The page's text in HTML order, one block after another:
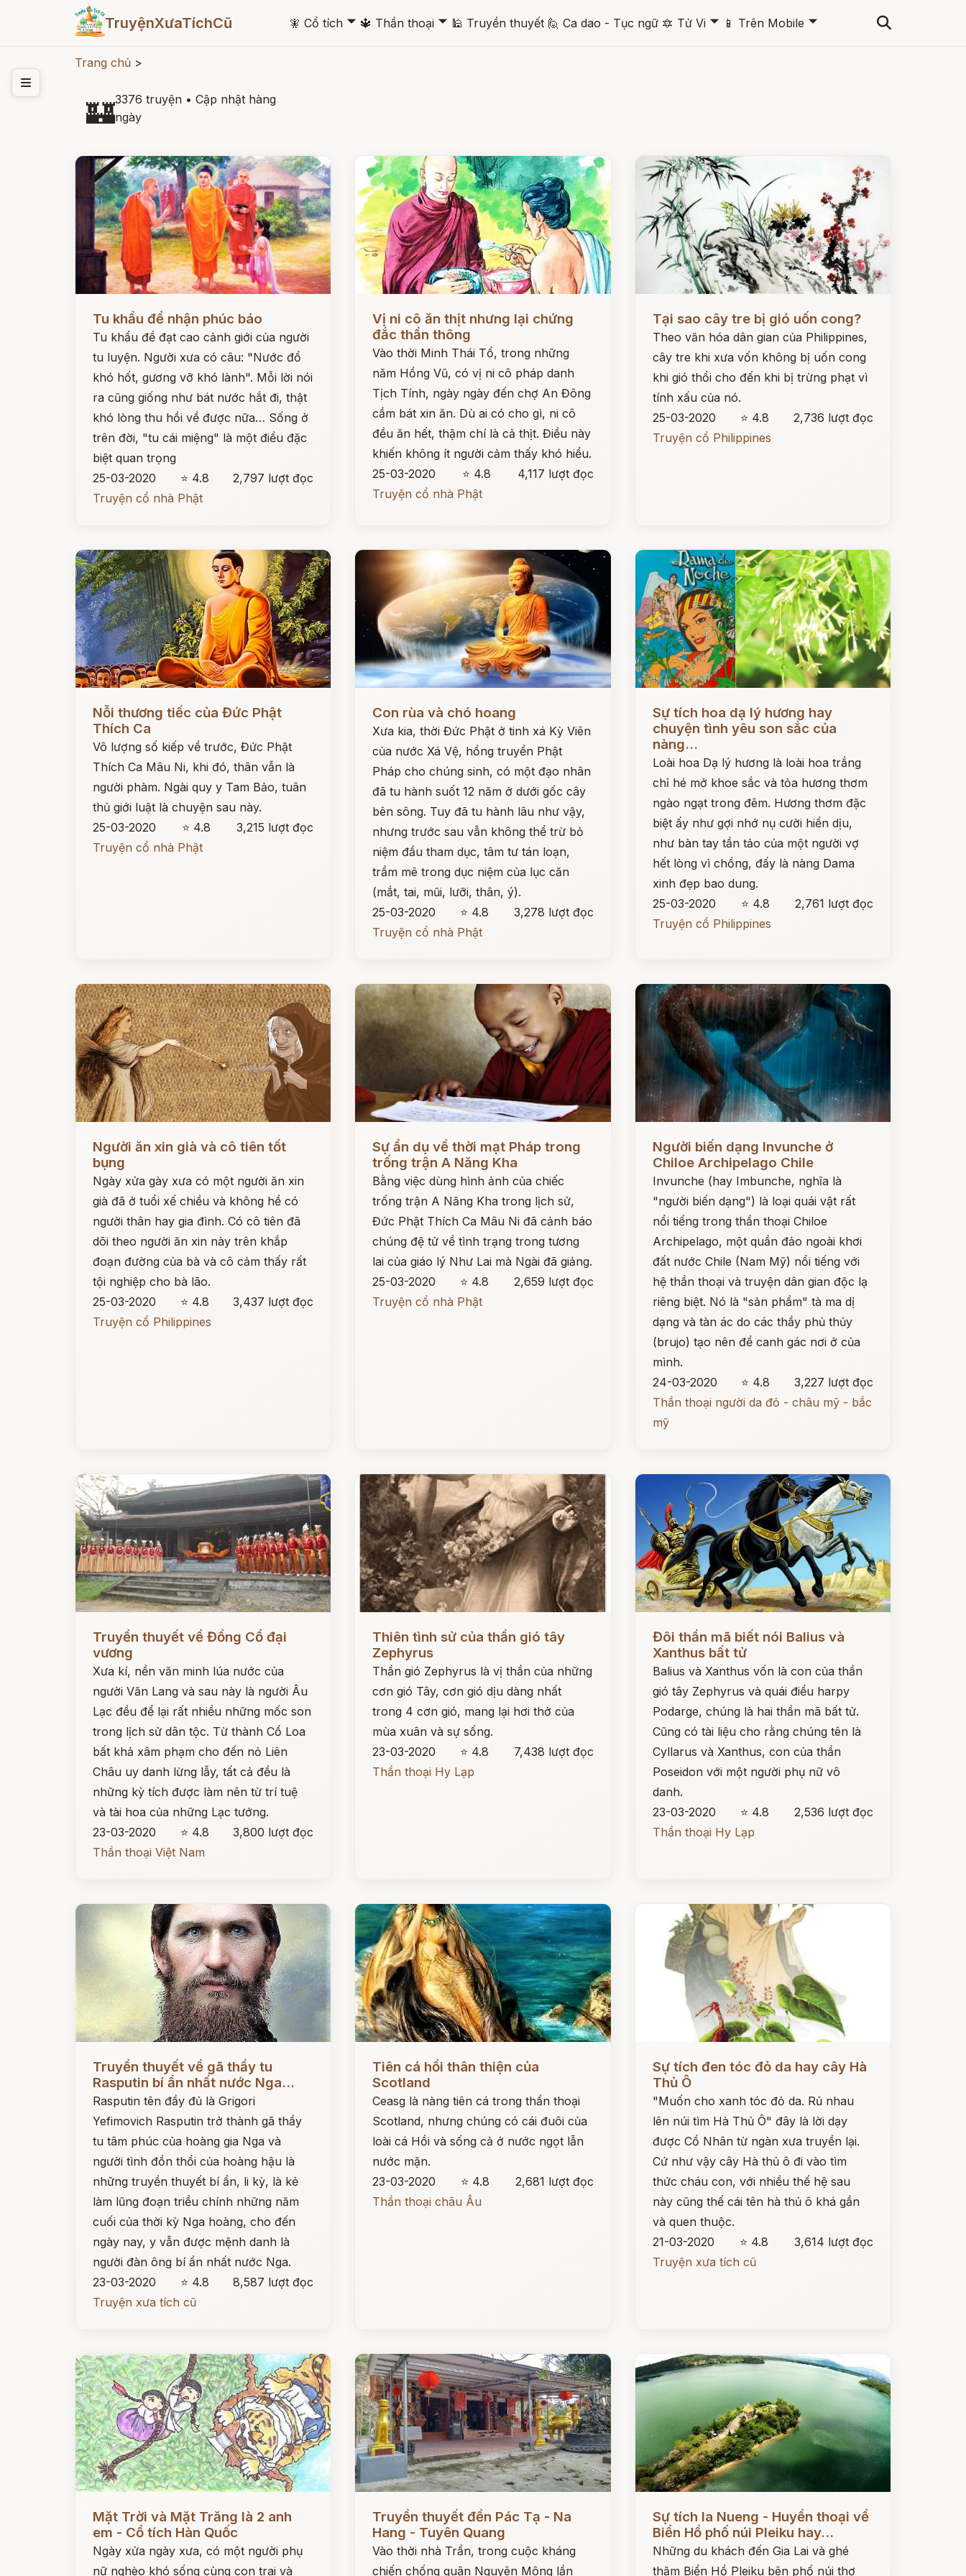
TruyệnXưaTíchCũ 🧚 Cổ tích 🞃 🔱 Thần thoại 🞃 🕌 Truyền thuyết 🙋 Ca dao - Tục ngữ 🔯 Tử Vi 🞃 📱 Trên Mobile 🞃
Trang chủ >
🏰3376 truyện • Cập nhật hàng
ngày
Tu khẩu để nhận phúc báo
Tu khẩu đề đạt cao cảnh giới của người
tu luyện. Người xưa có câu: "Nước đổ
khó hốt, gương vỡ khó lành". Mỗi lời nói
ra cũng giống như bát nước hắt đi, thật
khó lòng thu hồi về được nữa… Sống ở
trên đời, "tu cái miệng" là một điều đặc
biệt quan trọng
25-03-2020
⭐ 4.8
2,797 lượt đọc
Truyện cổ nhà Phật
Vị ni cô ăn thịt nhưng lại chứng
đắc thần thông
Vào thời Minh Thái Tổ, trong những
năm Hồng Vũ, có vị ni cô pháp danh
Tịch Tính, ngày ngày đến chợ An Đông
cầm bát xin ăn. Dù ai có cho gì, ni cô
đều ăn hết, thậm chí là cả thịt. Điều này
khiến không ít người cảm thấy khó hiểu.
25-03-2020
⭐ 4.8
4,117 lượt đọc
Truyện cổ nhà Phật
Tại sao cây tre bị gió uốn cong?
Theo văn hóa dân gian của Philippines,
cây tre khi xưa vốn không bị uốn cong
khi gió thổi cho đến khi bị trừng phạt vì
tính xấu của nó.
25-03-2020
⭐ 4.8
2,736 lượt đọc
Truyện cổ Philippines
Đọc ngay
Nỗi thương tiếc của Đức Phật
Thích Ca
Vô lượng số kiếp về trước, Đức Phật
Thích Ca Mâu Ni, khi đó, thân vẫn là
người phàm. Ngài quy y Tam Bảo, tuân
thủ giới luật là chuyện sau này.
25-03-2020
⭐ 4.8
3,215 lượt đọc
Truyện cổ nhà Phật
Con rùa và chó hoang
Xưa kia, thời Đức Phật ở tinh xá Kỳ Viên
của nước Xá Vệ, hồng truyền Phật
Pháp cho chúng sinh, có một đạo nhân
đã tu hành suốt 12 năm ở dưới gốc cây
bên sông. Tuy đã tu hành lâu như vậy,
nhưng trước sau vẫn không thể trừ bỏ
niệm đầu tham dục, tâm tư tán loạn,
trầm mê trong dục niệm của lục căn
(mắt, tai, mũi, lưỡi, thân, ý).
25-03-2020
⭐ 4.8
3,278 lượt đọc
Truyện cổ nhà Phật
Sự tích hoa dạ lý hương hay
chuyện tình yêu son sắc của
nàng...
Loài hoa Dạ lý hương là loài hoa trắng
chỉ hé mở khoe sắc và tỏa hương thơm
ngào ngạt trong đêm. Hương thơm đặc
biệt ấy như gợi nhớ nụ cười hiền dịu,
như bàn tay tần tảo của một người vợ
hết lòng vì chồng, đấy là nàng Dama
xinh đẹp bao dung.
25-03-2020
⭐ 4.8
2,761 lượt đọc
Truyện cổ Philippines
Người ăn xin già và cô tiên tốt
bụng
Ngày xửa gày xưa có một người ăn xin
già đã ở tuổi xế chiều và không hề có
người thân hay gia đình. Có cô tiên đã
dõi theo người ăn xin này trên khắp
đoạn đường của bà và cô cảm thấy rất
tội nghiệp cho bà lão.
25-03-2020
⭐ 4.8
3,437 lượt đọc
Truyện cổ Philippines
Đọc ngay
Sự ẩn dụ về thời mạt Pháp trong
trống trận A Năng Kha
Bằng việc dùng hình ảnh của chiếc
trống trận A Năng Kha trong lịch sử,
Đức Phật Thích Ca Mâu Ni đã cảnh báo
chúng đệ tử về tình trạng trong tương
lai của giáo lý Như Lai mà Ngài đã giảng.
25-03-2020
⭐ 4.8
2,659 lượt đọc
Truyện cổ nhà Phật
Người biến dạng Invunche ở
Chiloe Archipelago Chile
Invunche (hay Imbunche, nghĩa là
"người biến dạng") là loại quái vật rất
nổi tiếng trong thần thoại Chiloe
Archipelago, một quần đảo ngoài khơi
đất nước Chile (Nam Mỹ) nổi tiếng với
hệ thần thoại và truyện dân gian độc lạ
riêng biệt. Nó là "sản phẩm" tà ma dị
dạng và tàn ác do các thầy phủ thủy
(brujo) tạo nên để canh gác nơi ở của
mình.
24-03-2020
⭐ 4.8
3,227 lượt đọc
Thần thoại người da đỏ - châu mỹ - bắc
mỹ
Đọc ngay
Truyền thuyết về Đồng Cổ đại
vương
Xưa kí, nền văn minh lúa nước của
người Văn Lang và sau này là người Âu
Lạc đều để lại rất nhiều những mốc son
trong lịch sử dân tộc. Từ thành Cổ Loa
bất khả xâm phạm cho đến nỏ Liên
Châu uy danh lừng lẫy, tất cả đều là
những kỳ tích được làm nên từ trí tuệ
và tài hoa của những Lạc tướng.
23-03-2020
⭐ 4.8
3,800 lượt đọc
Thần thoại Việt Nam
Thiên tình sử của thần gió tây
Zephyrus
Thần gió Zephyrus là vị thần của những
cơn gió Tây, cơn gió dịu dàng nhất
trong 4 cơn gió, mang lại hơi thở của
mùa xuân và sự sống.
23-03-2020
⭐ 4.8
7,438 lượt đọc
Thần thoại Hy Lạp
Đôi thần mã biết nói Balius và
Xanthus bất tử
Balius và Xanthus vốn là con của thần
gió tây Zephyrus và quái điểu harpy
Podarge, chúng là hai thần mã bất tử.
Cũng có tài liệu cho rằng chúng tên là
Cyllarus và Xanthus, con của thần
Poseidon với một người phụ nữ vô
danh.
23-03-2020
⭐ 4.8
2,536 lượt đọc
Thần thoại Hy Lạp
Đọc ngay
Truyền thuyết về gã thầy tu
Rasputin bí ẩn nhất nước Nga...
Rasputin tên đầy đủ là Grigori
Yefimovich Rasputin trở thành gã thầy
tu tâm phúc của hoàng gia Nga và
người tình đồn thổi của hoàng hậu là
những truyền thuyết bí ẩn, li kỳ, là kẻ
làm lũng đoạn triều chính những năm
cuối của thời kỳ Nga hoàng, cho đến
ngày nay, y vẫn được mệnh danh là
người đàn ông bí ẩn nhất nước Nga.
23-03-2020
⭐ 4.8
8,587 lượt đọc
Truyện xưa tích cũ
Tiên cá hồi thân thiện của
Scotland
Ceasg là nàng tiên cá trong thần thoại
Scotland, nhưng chúng có cái đuôi của
loài cá Hồi và sống cả ở nước ngọt lẫn
nước mặn.
23-03-2020
⭐ 4.8
2,681 lượt đọc
Thần thoại châu Âu
Sự tích đen tóc đỏ da hay cây Hà
Thủ Ô
"Muốn cho xanh tóc đỏ da. Rủ nhau
lên núi tìm Hà Thủ Ô" đây là lời dạy
được Cổ Nhân từ ngàn xưa truyền lại.
Cứ như vậy cây Hà thủ ô đi vào tìm
thức cháu con, với nhiều thế hệ sau
này cũng thế cái tên hà thủ ô khá gần
và quen thuộc.
21-03-2020
⭐ 4.8
3,614 lượt đọc
Truyện xưa tích cũ
Mặt Trời và Mặt Trăng là 2 anh
em - Cổ tích Hàn Quốc
Ngày xửa ngày xưa, có một người phụ
nữ nghèo khó sống cùng con trai và
Đọc ngay
Truyền thuyết đền Pác Tạ - Na
Hang - Tuyên Quang
Vào thời nhà Trần, trong cuộc kháng
chiến chống quân Nguyên Mông lần
Sự tích Ia Nueng - Huyền thoại về
Biển Hồ phố núi Pleiku hay...
Những du khách đến Gia Lai và ghé
thăm Biển Hồ Pleiku bên phố núi thơ